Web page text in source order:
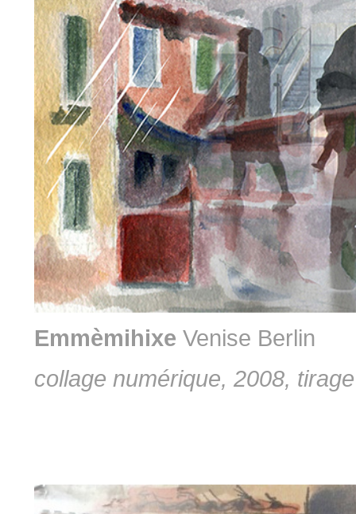
Emmèmihixe Venise Berlin
collage numérique, 2008,